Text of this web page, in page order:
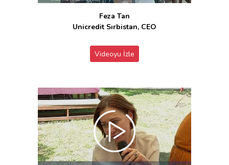
Feza Tan
Unicredit Sırbistan, CEO
Videoyu İzle